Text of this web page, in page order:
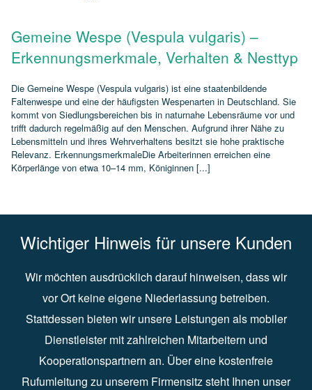
Gemeine Wespe (Vespula vulgaris) –
Erkennungsmerkmale, Verhalten & Nesttyp
Die Gemeine Wespe (Vespula vulgaris) ist eine staatenbildende
Faltenwespe und eine der häufigsten Wespenarten in Deutschland. Sie
kommt von Siedlungsbereichen bis in naturnahe Lebensräume vor und
trifft dadurch regelmäßig auf den Menschen. Aufgrund ihrer Nähe zu
Lebensmitteln und ihres Wehrverhaltens besitzt sie hohe praktische
Relevanz. ErkennungsmerkmaleDie Arbeiterinnen erreichen eine
Körperlänge von etwa 10–14 mm, Königinnen [...]
Wichtiger Hinweis für unsere Kunden
Wir möchten ausdrücklich darauf hinweisen, dass wir
vor Ort keine eigene Niederlassung betreiben.
Stattdessen bieten wir unsere Leistungen als mobiler
Dienstleister mit zahlreichen Mitarbeitern und
Kooperationspartnern an. Über eine kostenfreie
Rufumleitung zu unserem Firmensitz steht Ihnen unser